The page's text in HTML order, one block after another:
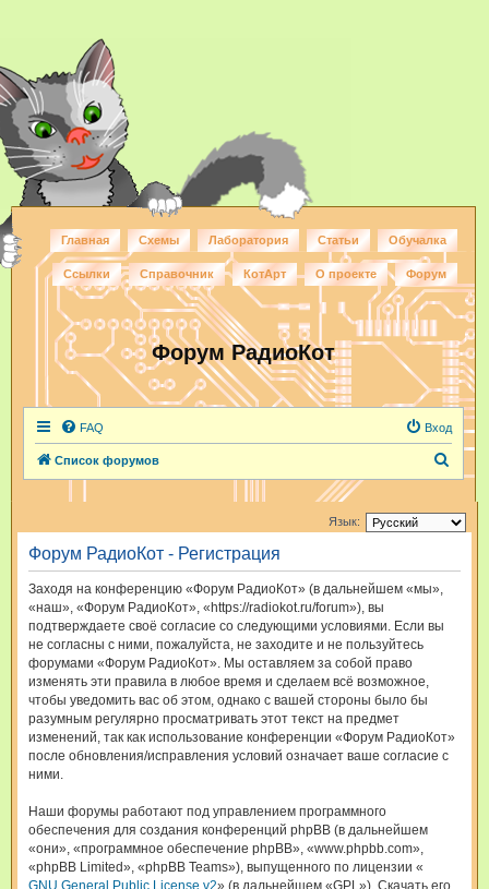
Главная Схемы Лаборатория Статьи Обучалка
Ссылки Справочник КотАрт О проекте Форум
Форум РадиоКот
FAQ Вход
Список форумов
и
Язык:
Форум РадиоКот - Регистрация
Заходя на конференцию «Форум РадиоКот» (в дальнейшем «мы»,
«наш», «Форум РадиоКот», «https://radiokot.ru/forum»), вы
подтверждаете своё согласие со следующими условиями. Если вы
не согласны с ними, пожалуйста, не заходите и не пользуйтесь
форумами «Форум РадиоКот». Мы оставляем за собой право
изменять эти правила в любое время и сделаем всё возможное,
чтобы уведомить вас об этом, однако с вашей стороны было бы
разумным регулярно просматривать этот текст на предмет
изменений, так как использование конференции «Форум РадиоКот»
после обновления/исправления условий означает ваше согласие с
ними.
Наши форумы работают под управлением программного
обеспечения для создания конференций phpBB (в дальнейшем
«они», «программное обеспечение phpBB», «www.phpbb.com»,
«phpBB Limited», «phpBB Teams»), выпущенного по лицензии «
GNU General Public License v2» (в дальнейшем «GPL»). Скачать его